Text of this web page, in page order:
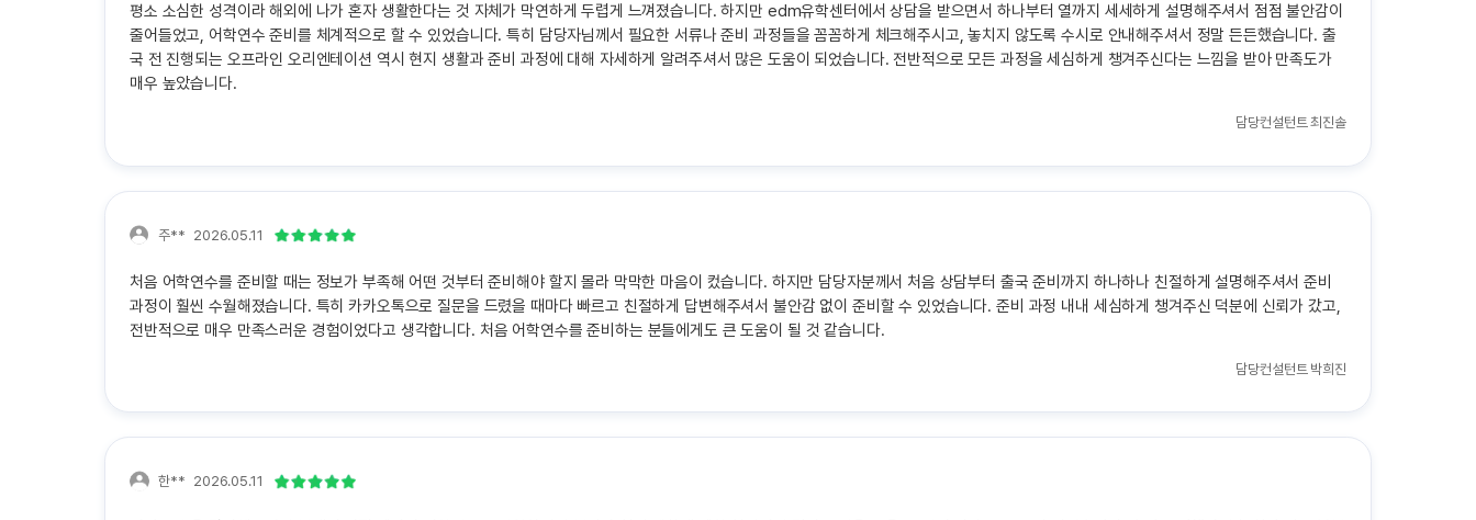
평소 소심한 성격이라 해외에 나가 혼자 생활한다는 것 자체가 막연하게 두렵게 느껴졌습니다. 하지만 edm유학센터에서 상담을 받으면서 하나부터 열까지 세세하게 설명해주셔서 점점 불안감이
줄어들었고, 어학연수 준비를 체계적으로 할 수 있었습니다. 특히 담당자님께서 필요한 서류나 준비 과정들을 꼼꼼하게 체크해주시고, 놓치지 않도록 수시로 안내해주셔서 정말 든든했습니다. 출
국 전 진행되는 오프라인 오리엔테이션 역시 현지 생활과 준비 과정에 대해 자세하게 알려주셔서 많은 도움이 되었습니다. 전반적으로 모든 과정을 세심하게 챙겨주신다는 느낌을 받아 만족도가
매우 높았습니다.
담당컨설턴트최진솔
주** 2026.05.11
처음 어학연수를 준비할 때는 정보가 부족해 어떤 것부터 준비해야 할지 몰라 막막한 마음이 컸습니다. 하지만 담당자분께서 처음 상담부터 출국 준비까지 하나하나 친절하게 설명해주셔서 준비
과정이 훨씬 수월해졌습니다. 특히 카카오톡으로 질문을 드렸을 때마다 빠르고 친절하게 답변해주셔서 불안감 없이 준비할 수 있었습니다. 준비 과정 내내 세심하게 챙겨주신 덕분에 신뢰가 갔고,
전반적으로 매우 만족스러운 경험이었다고 생각합니다. 처음 어학연수를 준비하는 분들에게도 큰 도움이 될 것 같습니다.
담당컨설턴트 박희진
한** 2026.05.11